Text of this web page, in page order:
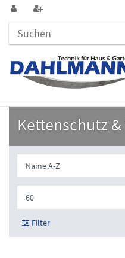
Kettenschutz &
Filter